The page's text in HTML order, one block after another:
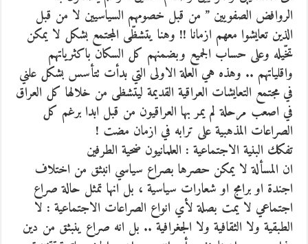
الروافض الصفويين ” من قبل خصومهم السياسيين لا من قبل
الذين تعايشوا معهم ازمانا !! وهنا يتشظّى المجتمع بشكل لا يمكن
تخّيله وعلى حساب الجميع وبضمنهم كل السكان باكثرياتهم
واقلياتهم .. وهذه هي العلة الاولى التي بدأت تتأسس بشكل علني
في مجتمع التعايشات العراقية القديمة ليتشظى من خلالها كل العراق
في اصعب مرحلة لم يمر بها العراقيون من قبل ابدا برغم كل
الصراعات المذهبية على ترابه في ازمان مضت !
تفكك البنية الاجتماعية : العلمانيون ضحية الطرفين
ان المسألة لا يمكن حصرها بصراع سياسي انبثق من اختلاف
اجندة او برامج او شعارات سياسية ، بل انها تمثل حالة صراع
اجتماعي لا يمت بصلة لأي انواع الصراعات الاجتماعية : لا
الطبقية ولا الثقافية ولا الجغرافية .. بل انه صراع ينبثق من دين